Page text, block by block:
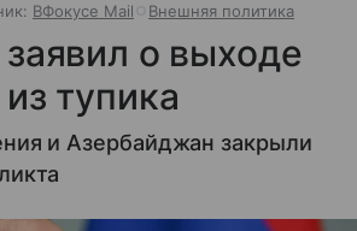
ВФокусе Mail Внешняя политика
о выходе
тупика
и Азербайджан закрыли